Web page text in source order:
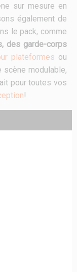
sur mesure en
également de
le pack, comme
des garde-corps
plateformes ou
scène modulable,
pour toutes vos
!